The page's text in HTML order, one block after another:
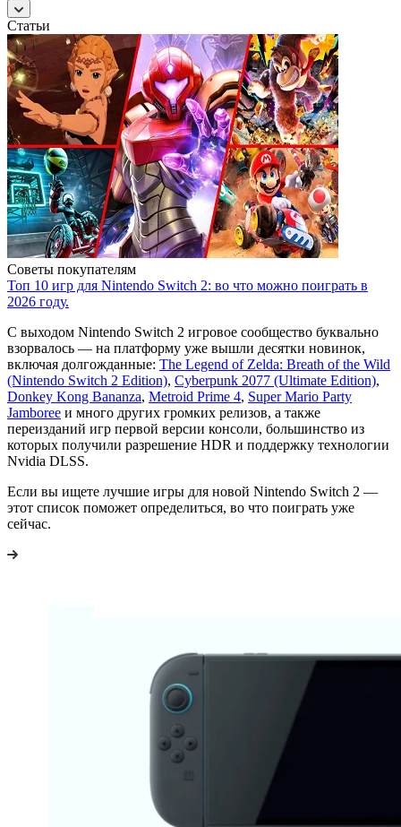
Статьи
Советы покупателям
Топ 10 игр для Nintendo Switch 2: во что можно поиграть в
2026 году.
С выходом Nintendo Switch 2 игровое сообщество буквально
взорвалось — на платформу уже вышли десятки новинок,
включая долгожданные: The Legend of Zelda: Breath of the Wild
(Nintendo Switch 2 Edition), Cyberpunk 2077 (Ultimate Edition),
Donkey Kong Bananza, Metroid Prime 4, Super Mario Party
Jamboree и много других громких релизов, а также
переизданий игр первой версии консоли, большинство из
которых получили разрешение HDR и поддержку технологии
Nvidia DLSS.
Если вы ищете лучшие игры для новой Nintendo Switch 2 —
этот список поможет определиться, во что поиграть уже
сейчас.